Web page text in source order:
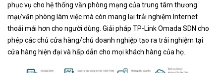
phục vụ cho hệ thống văn phòng mạng của trung tâm thương
mại/văn phòng làm việc mà còn mang lại trải nghiệm Internet
thoải mái hơn cho người dùng. Giải pháp TP-Link Omada SDN cho
phép các chủ cửa hàng/chủ doanh nghiệp tạo ra trải nghiệm tại
cửa hàng hiện đại và hấp dẫn cho mọi khách hàng của họ.